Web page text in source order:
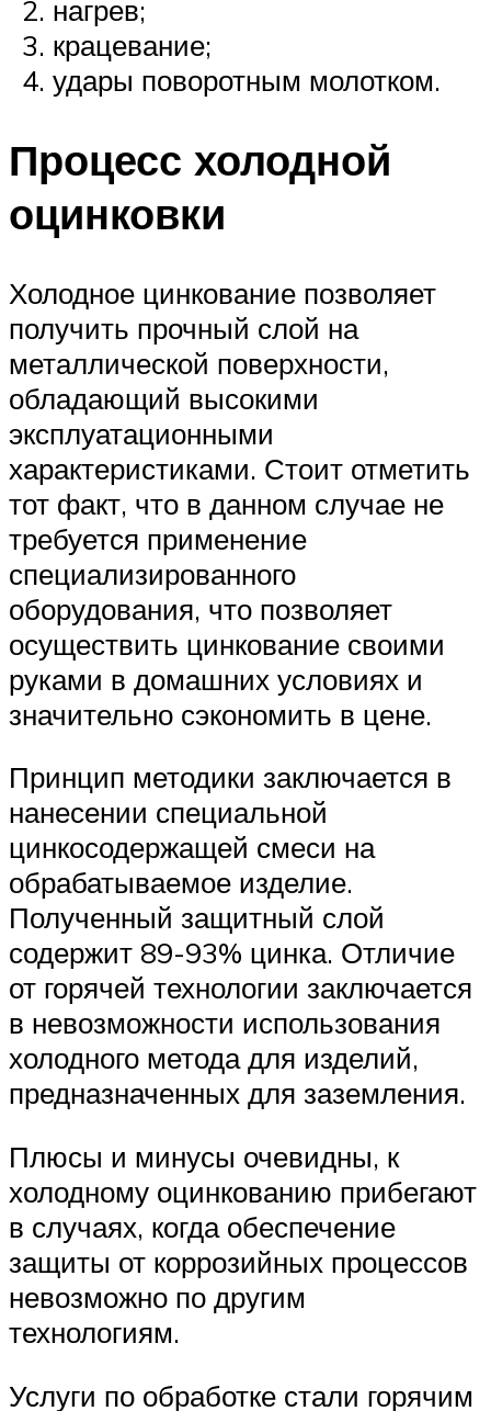
нагрев;
крацевание;
удары поворотным молотком.
Процесс холодной
оцинковки
Холодное цинкование позволяет
получить прочный слой на
металлической поверхности,
обладающий высокими
эксплуатационными
характеристиками. Стоит отметить
тот факт, что в данном случае не
требуется применение
специализированного
оборудования, что позволяет
осуществить цинкование своими
руками в домашних условиях и
значительно сэкономить в цене.
Принцип методики заключается в
нанесении специальной
цинкосодержащей смеси на
обрабатываемое изделие.
Полученный защитный слой
содержит 89-93% цинка. Отличие
от горячей технологии заключается
в невозможности использования
холодного метода для изделий,
предназначенных для заземления.
Плюсы и минусы очевидны, к
холодному оцинкованию прибегают
в случаях, когда обеспечение
защиты от коррозийных процессов
невозможно по другим
технологиям.
Услуги по обработке стали горячим